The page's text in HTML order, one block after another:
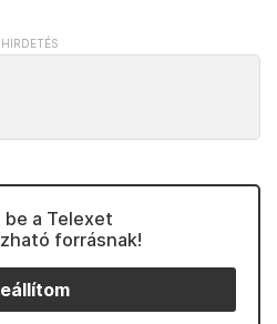
a Telexet
forrásnak!